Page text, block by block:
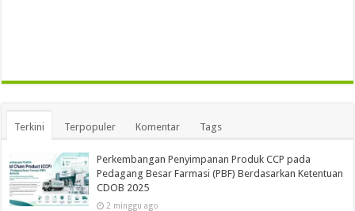
Terkini Terpopuler Komentar Tags
Perkembangan Penyimpanan Produk CCP pada
Pedagang Besar Farmasi (PBF) Berdasarkan Ketentuan
CDOB 2025
2 minggu ago